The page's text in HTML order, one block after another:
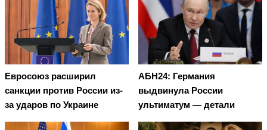
Евросоюз расширил
санкции против России из-
за ударов по Украине
АБН24: Германия
выдвинула России
ультиматум — детали